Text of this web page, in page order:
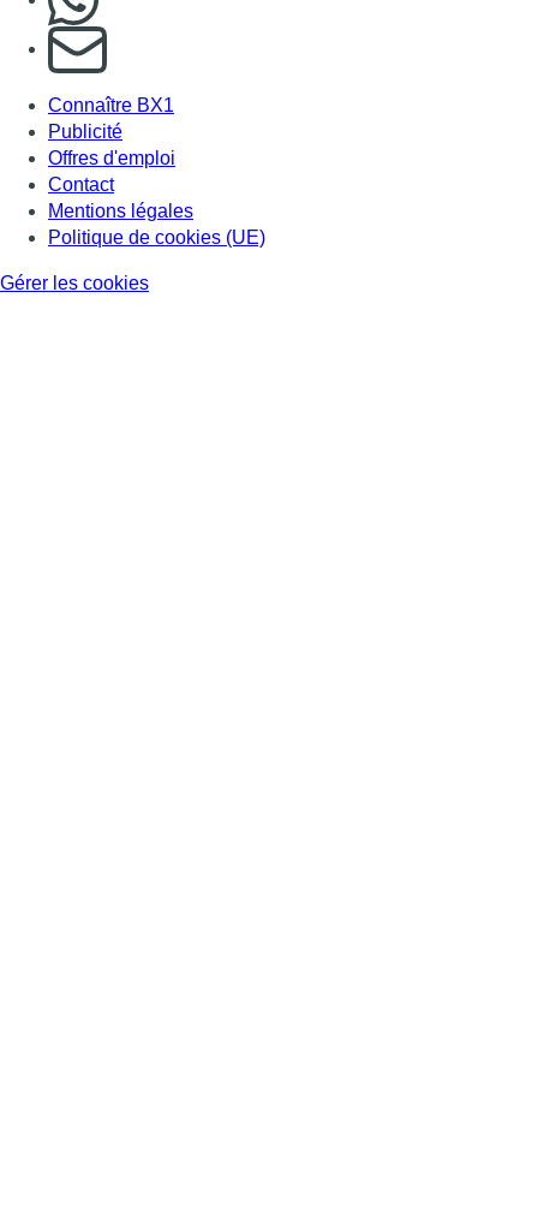
S'abonner à notre newsletter
Connaître BX1
Publicité
Offres d'emploi
Contact
Mentions légales
Politique de cookies (UE)
Gérer les cookies